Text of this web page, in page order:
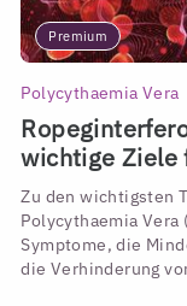
Premium
Polycythaemia Vera
wichtige Ziele
Zu den wichtigsten
Polycythaemia Vera
Symptome, die
die Verhinderung